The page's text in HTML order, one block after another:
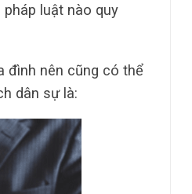
luật nào quy
đình nên cũng có thể
dân sự là: